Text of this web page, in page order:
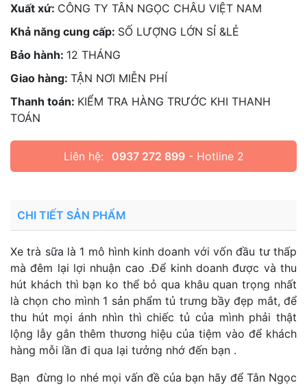
Xuất xứ: CÔNG TY TÂN NGỌC CHÂU VIỆT NAM
Khả năng cung cấp: SỐ LƯỢNG LỚN SỈ &LẺ
Bảo hành: 12 THÁNG
Giao hàng: TẬN NƠI MIỄN PHÍ
Thanh toán: KIỂM TRA HÀNG TRƯỚC KHI THANH
TOÁN
Liên hệ: 0937 272 899- Hotline 2
CHI TIẾT SẢN PHẨM
Xe trà sữa là 1 mô hình kinh doanh với vốn đầu tư thấp
mà đêm lại lợi nhuận cao .Để kinh doanh được và thu
hút khách thì bạn ko thể bỏ qua khâu quan trọng nhất
là chọn cho mình 1 sản phẩm tủ trưng bầy đẹp mắt, để
thu hút mọi ánh nhìn thì chiếc tủ của mình phải thật
lộng lẫy gắn thêm thương hiệu của tiệm vào để khách
hàng mỗi lần đi qua lại tưởng nhớ đến bạn .
Bạn đừng lo nhé mọi vấn đề của bạn hãy để Tân Ngọc